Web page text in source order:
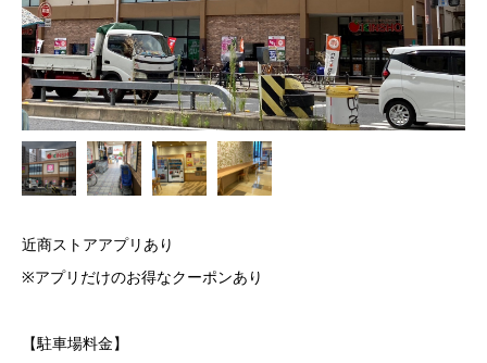
近商ストアアプリあり
※アプリだけのお得なクーポンあり
【駐車場料金】